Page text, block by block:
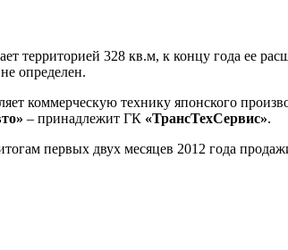
территорией 328 кв.м, к концу года ее
определен.
коммерческую технику японского
– принадлежит ГК «ТрансТехСервис».
первых двух месяцев 2012 года